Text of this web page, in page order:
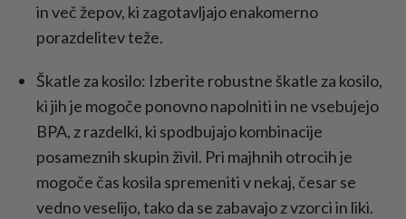
in več žepov, ki zagotavljajo enakomerno
porazdelitev teže.
Škatle za kosilo: Izberite robustne škatle za kosilo,
ki jih je mogoče ponovno napolniti in ne vsebujejo
BPA, z razdelki, ki spodbujajo kombinacije
posameznih skupin živil. Pri majhnih otrocih je
mogoče čas kosila spremeniti v nekaj, česar se
vedno veselijo, tako da se zabavajo z vzorci in liki.